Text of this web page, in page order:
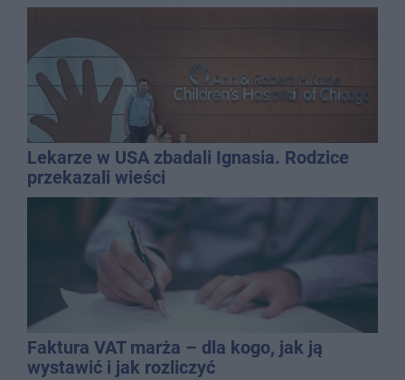
Lekarze w USA zbadali Ignasia. Rodzice
przekazali wieści
Faktura VAT marża – dla kogo, jak ją
wystawić i jak rozliczyć